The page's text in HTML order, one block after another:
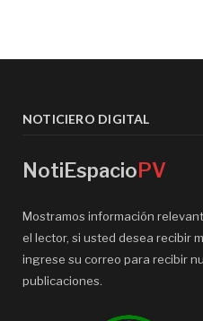
NOTICIERO DIGITAL
NotiEspacioPV
Mostramos información
el lector, si usted desea recibir
ingrese su correo para recibir
publicaciones.